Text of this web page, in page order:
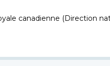
canadienne (Direction